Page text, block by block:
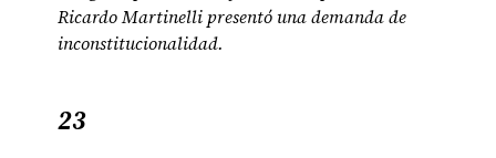
Ricardo Martinelli presentó una demanda de
inconstitucionalidad.
23